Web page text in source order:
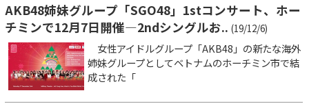
AKB48姉妹グループ「SGO48」1stコンサート、ホー
チミンで12月7日開催―2ndシングルお.. (19/12/6)
女性アイドルグループ「AKB48」の新たな海外
姉妹グループとしてベトナムのホーチミン市で結
成された「